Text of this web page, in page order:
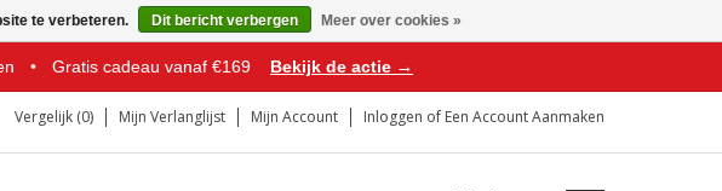
• Gratis cadeau vanaf €169 Bekijk de actie →
Vergelijk (0) Mijn Verlanglijst Mijn Account Inloggen of Een Account Aanmaken
te verbeteren. Dit bericht verbergen Meer over cookies »